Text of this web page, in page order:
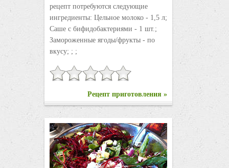
рецепт потребуются следующие
ингредиенты: Цельное молоко - 1,5 л;
Саше с бифидобактериями - 1 шт.;
Замороженные ягоды/фрукты - по
вкусу; ; ;
Рецепт приготовления »